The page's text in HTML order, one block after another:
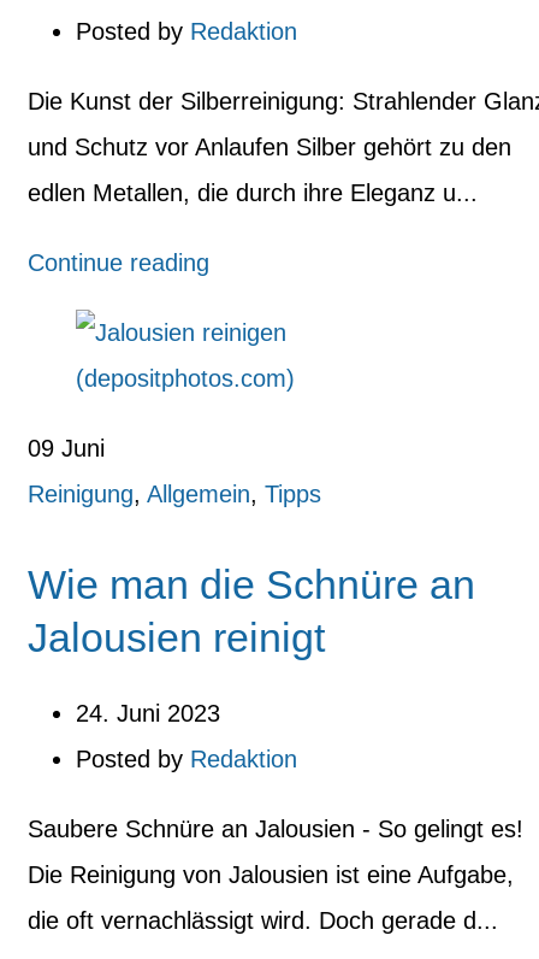
Posted by Redaktion
Die Kunst der Silberreinigung: Strahlender
und Schutz vor Anlaufen Silber gehört zu den
edlen Metallen, die durch ihre Eleganz u...
Continue reading
09 Juni
Reinigung, Allgemein, Tipps
Wie man die Schnüre an
Jalousien reinigt
24. Juni 2023
Posted by Redaktion
Saubere Schnüre an Jalousien - So gelingt es!
Die Reinigung von Jalousien ist eine Aufgabe,
die oft vernachlässigt wird. Doch gerade d...